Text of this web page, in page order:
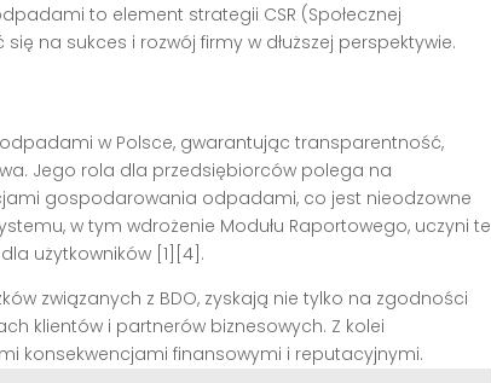
to element strategii CSR (Społecznej
na sukces i rozwój firmy w dłuższej perspektywie.
w Polsce, gwarantując transparentność,
Jego rola dla przedsiębiorców polega na
gospodarowania odpadami, co jest nieodzowne
w tym wdrożenie Modułu Raportowego, uczyni te
użytkowników [1][4].
związanych z BDO, zyskają nie tylko na zgodności
klientów i partnerów biznesowych. Z kolei
konsekwencjami finansowymi i reputacyjnymi.